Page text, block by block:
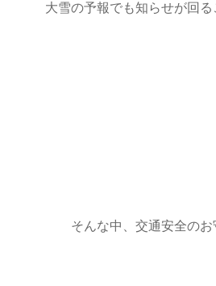
大雪の予報でも知らせが回
そんな中、交通安全のお